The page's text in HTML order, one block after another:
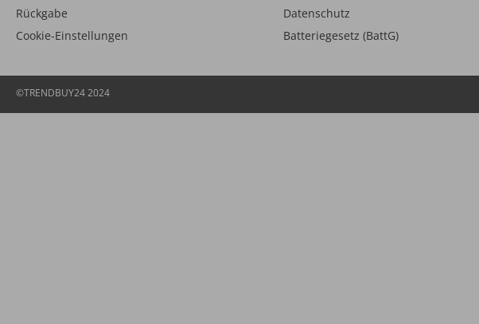
Rückgabe
Cookie-Einstellungen
Datenschutz
Batteriegesetz (BattG)
©TRENDBUY24 2024